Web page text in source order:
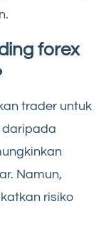
forex
trader untuk
daripada
Namun,
risiko